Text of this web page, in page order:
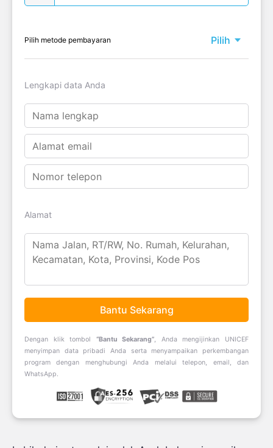
Pilih metode pembayaran Pilih
Lengkapi data Anda
Alamat
Bantu Sekarang
Dengan klik tombol “Bantu Sekarang”, Anda mengijinkan UNICEF
menyimpan data pribadi Anda serta menyampaikan perkembangan
program dengan menghubungi Anda melalui telepon, email, dan
WhatsApp.